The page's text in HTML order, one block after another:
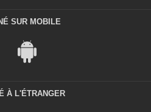
SUR MOBILE
À L'ÉTRANGER